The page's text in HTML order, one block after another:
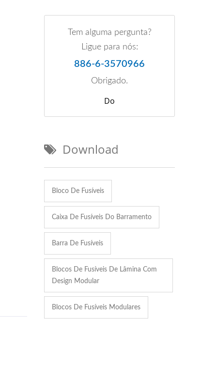
Tem alguma pergunta?
Ligue para nós:
886-6-3570966
Obrigado.
Do
Download
Bloco De Fusíveis
Caixa De Fusíveis Do Barramento
Barra De Fusíveis
Blocos De Fusíveis De Lâmina Com
Design Modular
Blocos De Fusíveis Modulares